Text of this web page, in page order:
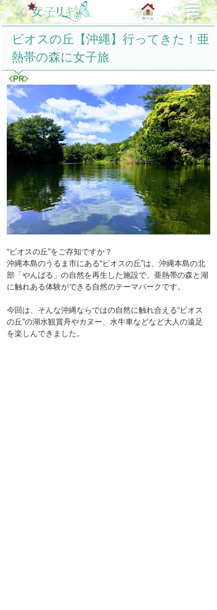
ビオスの丘【沖縄】行ってきた！亜
熱帯の森に女子旅
“ビオスの丘”をご存知ですか？
沖縄本島のうるま市にある“ビオスの丘”は、沖縄本島の北
部「やんばる」の自然を再生した施設で、亜熱帯の森と湖
に触れある体験ができる自然のテーマパークです。
今回は、そんな沖縄ならではの自然に触れ合える“ビオス
の丘”の湖水観賞舟やカヌー、水牛車などなど大人の遠足
を楽しんできました。